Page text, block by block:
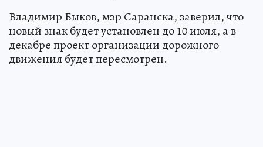
Владимир Быков, мэр Саранска, заверил, что
новый знак будет установлен до 10 июля, а в
декабре проект организации дорожного
движения будет пересмотрен.